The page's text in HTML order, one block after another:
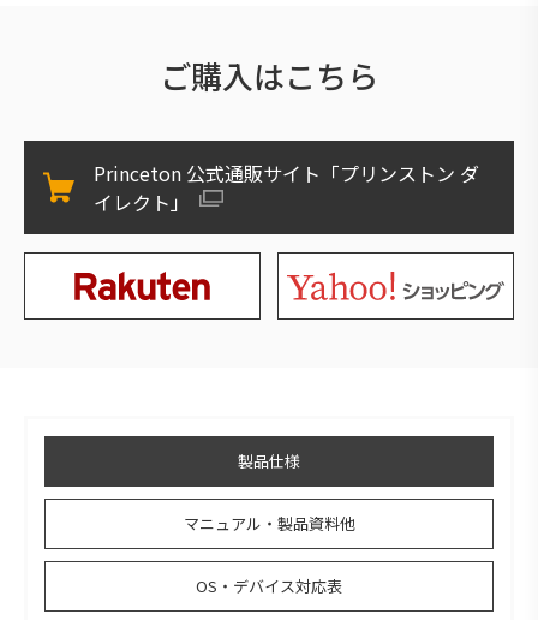
ご購入はこちら
Princeton 公式通販サイト「プリンストン ダ
イレクト」
製品仕様
マニュアル・製品資料他
OS・デバイス対応表